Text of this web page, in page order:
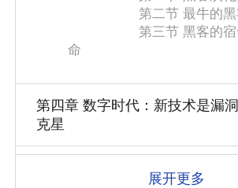
第二节 最牛的黑
第三节 黑客的宿
命
第四章 数字时代：新技术是漏
克星
第一节 “数字生活”
展开更多